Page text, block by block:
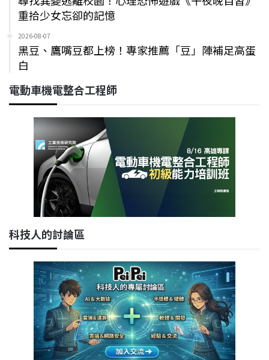
重拾少女忘卻的記憶
2026-08-07
黑豆、鷹嘴豆都上榜！專家推薦「豆」陣補足高蛋
白
電動車機電整合工程師
科技人的討論區